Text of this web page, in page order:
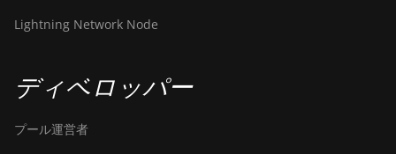
Bitdeer SealMiner DL1 Air
Bitdeer SealMiner DL1
Hydro
Lightning Network Node
ディベロッパー
プール運営者